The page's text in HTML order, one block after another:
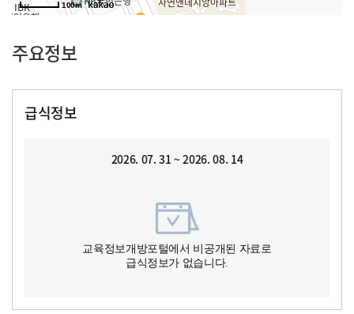
100m
주요정보
급식정보
2026. 07. 31 ~ 2026. 08. 14
교육정보개방포털에서 비공개된 자료로
급식정보가 없습니다.